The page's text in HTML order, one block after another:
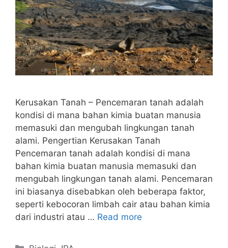
Kerusakan Tanah – Pencemaran tanah adalah
kondisi di mana bahan kimia buatan manusia
memasuki dan mengubah lingkungan tanah
alami. Pengertian Kerusakan Tanah
Pencemaran tanah adalah kondisi di mana
bahan kimia buatan manusia memasuki dan
mengubah lingkungan tanah alami. Pencemaran
ini biasanya disebabkan oleh beberapa faktor,
seperti kebocoran limbah cair atau bahan kimia
dari industri atau … Read more